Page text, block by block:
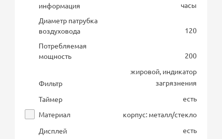
информация
часы
Диаметр патрубка
воздуховода
120
Потребляемая
мощность
200
Фильтр
жировой, индикатор
загрязнения
Таймер
есть
Материал
корпус: металл/стекло
Дисплей
есть